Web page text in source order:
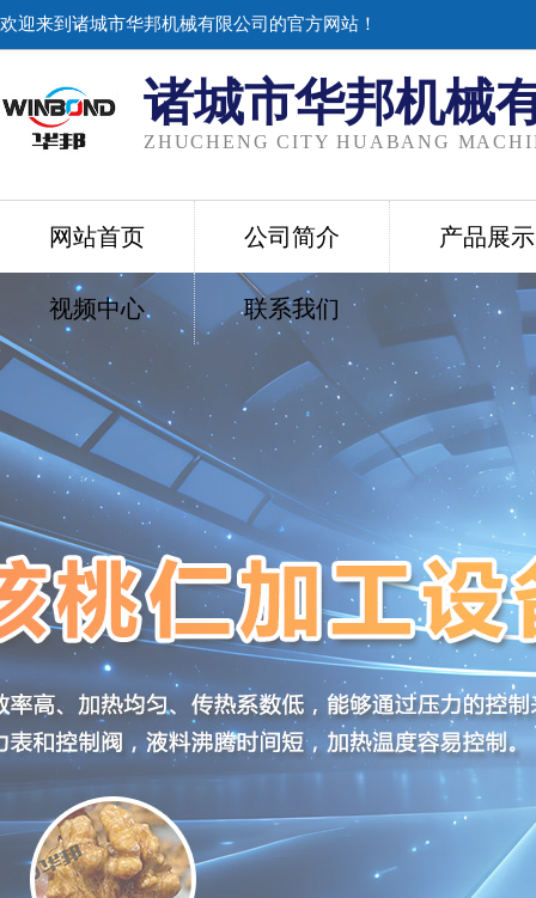
欢迎来到诸城市华邦机械有限公司的官方网站！
诸城市华邦机械
ZHUCHENG CITY HUABANG
网站首页 公司简介 产品展示
视频中心 联系我们